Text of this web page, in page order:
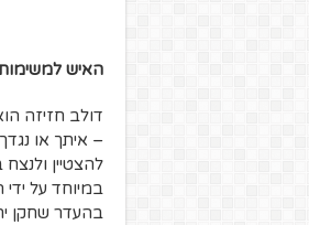
האיש
דולב חזיזה
להצטיין
במיוחד על ידי
בהעדר שחקן